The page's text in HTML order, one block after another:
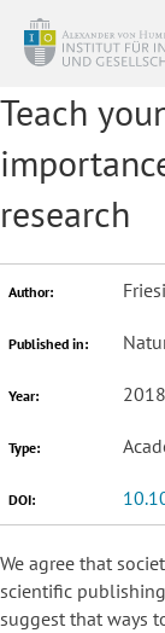
Teach
research
Author:
Published in:
Year: 2018
Type:
DOI:
We agree that
scientific
suggest that ways